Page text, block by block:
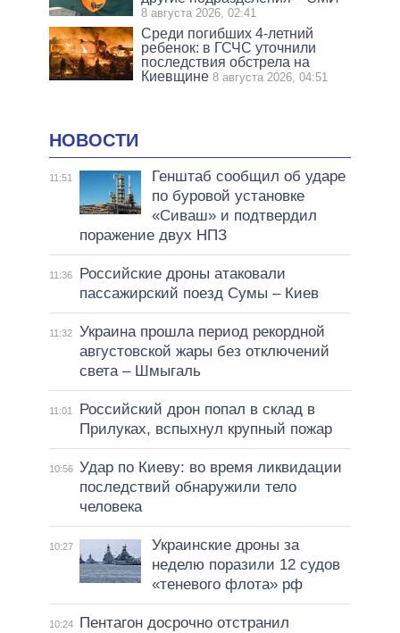
8 августа 2026, 02:41
Среди погибших 4-летний
ребенок: в ГСЧС уточнили
последствия обстрела на
Киевщине 8 августа 2026, 04:51
НОВОСТИ
11:51
Генштаб сообщил об ударе
по буровой установке
«Сиваш» и подтвердил
поражение двух НПЗ
11:36
Российские дроны атаковали
пассажирский поезд Сумы – Киев
11:32
Украина прошла период рекордной
августовской жары без отключений
света – Шмыгаль
11:01
Российский дрон попал в склад в
Прилуках, вспыхнул крупный пожар
10:56 Удар по Киеву: во время ликвидации
последствий обнаружили тело
человека
10:27
Украинские дроны за
неделю поразили 12 судов
«теневого флота» рф
10:24
Пентагон досрочно отстранил